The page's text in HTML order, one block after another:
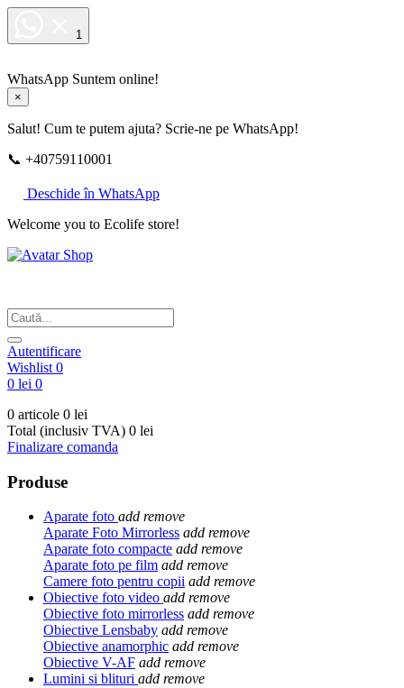
1
WhatsApp Suntem online!
×
Salut! Cum te putem ajuta? Scrie-ne pe WhatsApp!
📞 +40759110001
Deschide în WhatsApp
Welcome you to Ecolife store!
Autentificare
Wishlist 0
0 lei 0
0 articole 0 lei
Total (inclusiv TVA) 0 lei
Finalizare comanda
Produse
Aparate foto add remove
Aparate Foto Mirrorless add remove
Aparate foto compacte add remove
Aparate foto pe film add remove
Camere foto pentru copii add remove
Obiective foto video add remove
Obiective foto mirrorless add remove
Obiective Lensbaby add remove
Obiective anamorphic add remove
Obiective V-AF add remove
Lumini si blituri add remove